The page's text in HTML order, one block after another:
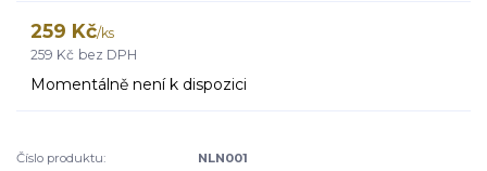
259 Kč/ks
259 Kč bez DPH
Momentálně není k dispozici
Číslo produktu:
NLN001